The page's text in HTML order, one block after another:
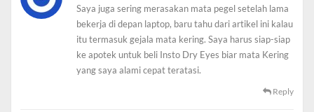
membaca & belajar dalam jangka waktu yang lama.
Berbicara mengenai kebiasaan-kebiasaan yang dapat
mengakibatkan mata kering, berikut ini 3 kebiasaan lain
Saya juga sering merasakan mata pegel setelah lama
bekerja di depan laptop, baru tahu dari artikel ini kalau
itu termasuk gejala mata kering. Saya harus siap-siap
ke apotek untuk beli Insto Dry Eyes biar mata Kering
yang saya alami cepat teratasi.
Reply